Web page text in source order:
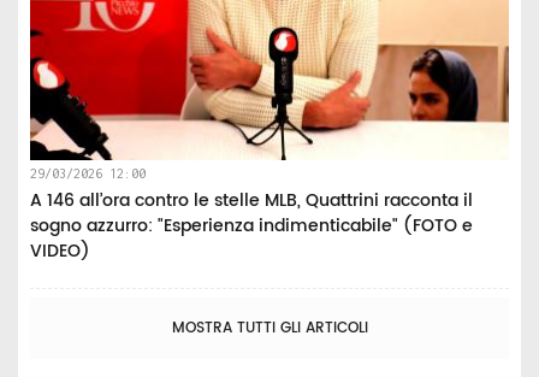
29/03/2026 12:00
A 146 all’ora contro le stelle MLB, Quattrini racconta il
sogno azzurro: "Esperienza indimenticabile" (FOTO e
VIDEO)
MOSTRA TUTTI GLI ARTICOLI